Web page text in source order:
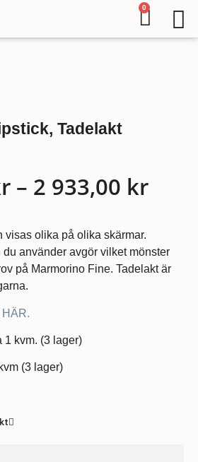
0
Tadelakt
– 2 933,00 kr
visas olika på olika skärmar.
använder avgör vilket mönster
på Marmorino Fine. Tadelakt är
HÄR.
1 kvm. (3 lager)
(3 lager)